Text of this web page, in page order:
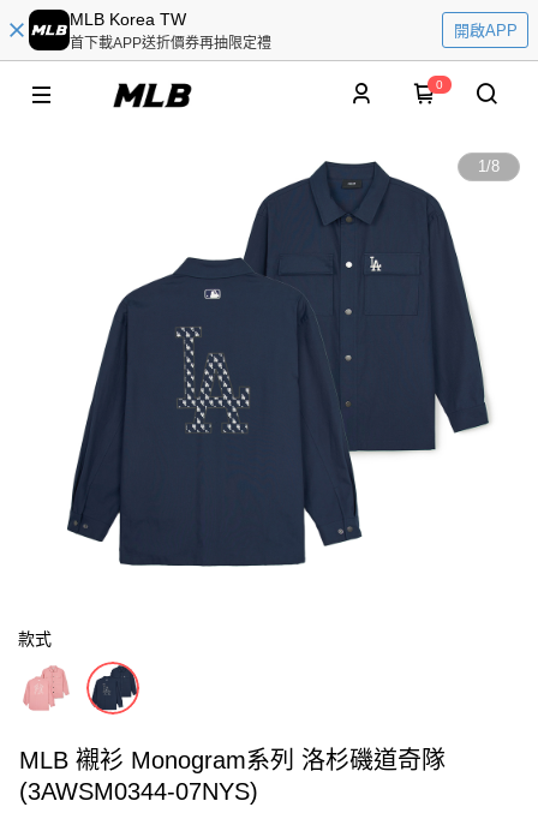
MLB Korea TW
首下載APP送折價券再抽限定禮
開啟APP
0
1/8
款式
MLB 襯衫 Monogram系列 洛杉磯道奇隊
(3AWSM0344-07NYS)